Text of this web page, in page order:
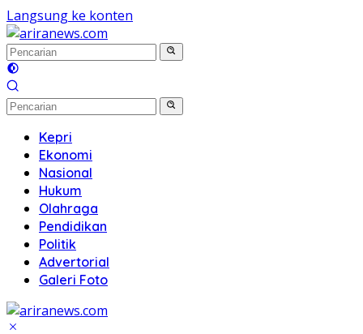
Langsung ke konten
Kepri
Ekonomi
Nasional
Hukum
Olahraga
Pendidikan
Politik
Advertorial
Galeri Foto